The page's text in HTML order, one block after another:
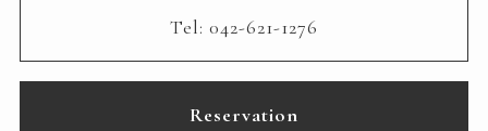
Tel: 042-621-1276
Reservation